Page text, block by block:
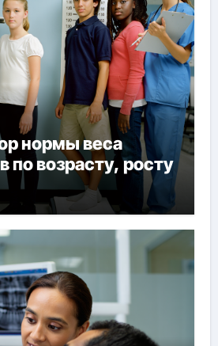
нормы веса
по возрасту, росту